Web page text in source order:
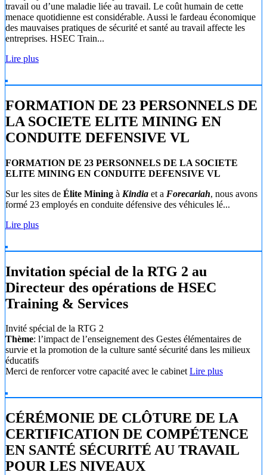
travail ou d’une maladie liée au travail. Le coût humain de cette
menace quotidienne est considérable. Aussi le fardeau économique
des mauvaises pratiques de sécurité et santé au travail affecte les
entreprises. HSEC Train...
Lire plus
FORMATION DE 23 PERSONNELS DE
LA SOCIETE ELITE MINING EN
CONDUITE DEFENSIVE VL
FORMATION DE 23 PERSONNELS DE LA SOCIETE
ELITE MINING EN CONDUITE DEFENSIVE VL
Sur les sites de Élite Mining à Kindia et a Forecariah, nous avons
formé 23 employés en conduite défensive des véhicules lé...
Lire plus
Invitation spécial de la RTG 2 au
Directeur des opérations de HSEC
Training & Services
Invité spécial de la RTG 2
Thème: l’impact de l’enseignement des Gestes élémentaires de
survie et la promotion de la culture santé sécurité dans les milieux
éducatifs
Merci de renforcer votre capacité avec le cabinetLire plus
CÉRÉMONIE DE CLÔTURE DE LA
CERTIFICATION DE COMPÉTENCE
EN SANTÉ SÉCURITÉ AU TRAVAIL
POUR LES NIVEAUX